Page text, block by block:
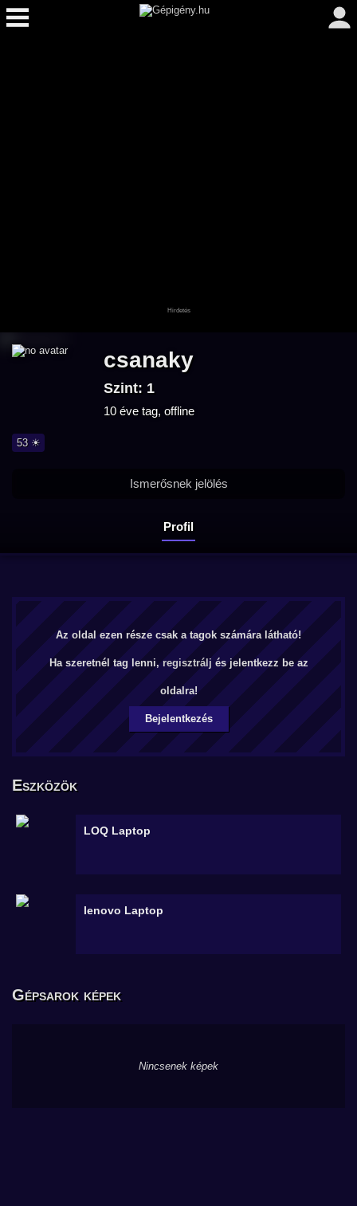
csanaky
Szint: 1
10 éve tag, offline
53 ☀
Profil
Ismerősnek jelölés
Az oldal ezen része csak a tagok számára látható!
Ha szeretnél tag lenni, regisztrálj és jelentkezz be az
oldalra!
Bejelentkezés
Eszközök
LOQ Laptop
lenovo Laptop
Gépsarok képek
Nincsenek képek